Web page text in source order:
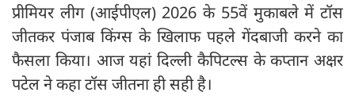
प्रीमियर लीग (आईपीएल) 2026 के 55वें मुकाबले में टॉस
जीतकर पंजाब किंग्स के खिलाफ पहले गेंदबाजी करने का
फैसला किया। आज यहां दिल्ली कैपिटल्स के कप्तान अक्षर
पटेल ने कहा टॉस जीतना ही सही है।